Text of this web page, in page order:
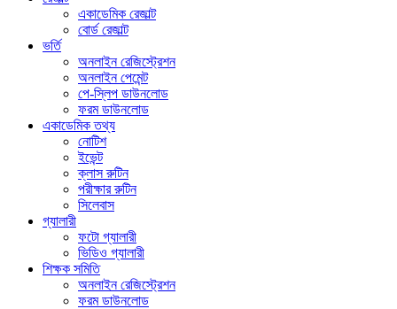
একাডেমিক রেজাল্ট
বোর্ড রেজাল্ট
ভর্তি
অনলাইন রেজিস্ট্রেশন
অনলাইন পেমেন্ট
পে-স্লিপ ডাউনলোড
ফরম ডাউনলোড
একাডেমিক তথ্য
নোটিশ
ইভেন্ট
ক্লাস রুটিন
পরীক্ষার রুটিন
সিলেবাস
গ্যালারী
ফটো গ্যালারী
ভিডিও গ্যালারী
শিক্ষক সমিতি
অনলাইন রেজিস্ট্রেশন
ফরম ডাউনলোড